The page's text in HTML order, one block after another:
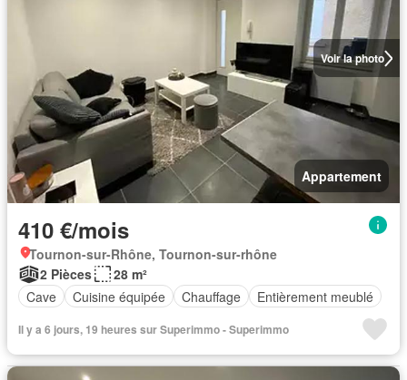
Voir la photo
Appartement
410 €/mois
Tournon-sur-Rhône, Tournon-sur-rhône
2 Pièces
28 m²
Cave
Cuisine équipée Chauffage Entièrement meublé
Il y a 6 jours, 19 heures sur Superimmo - Superimmo